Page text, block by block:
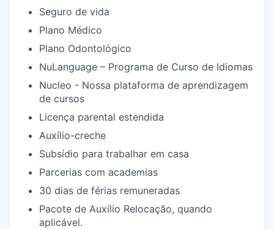
Seguro de vida
Plano Médico
Plano Odontológico
NuLanguage – Programa de Curso de Idiomas
Nucleo - Nossa plataforma de aprendizagem
de cursos
Licença parental estendida
Auxílio-creche
Subsídio para trabalhar em casa
Parcerias com academias
30 dias de férias remuneradas
Pacote de Auxílio Relocação, quando
aplicável.